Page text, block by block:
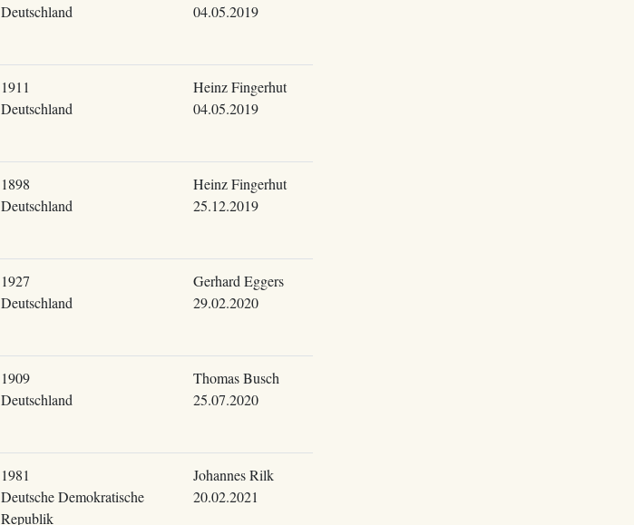
Deutschland
04.05.2019
1911
Deutschland
Heinz Fingerhut
04.05.2019
1898
Deutschland
Heinz Fingerhut
25.12.2019
1927
Deutschland
Gerhard Eggers
29.02.2020
1909
Deutschland
Thomas Busch
25.07.2020
1981
Deutsche Demokratische
Republik
Johannes Rilk
20.02.2021